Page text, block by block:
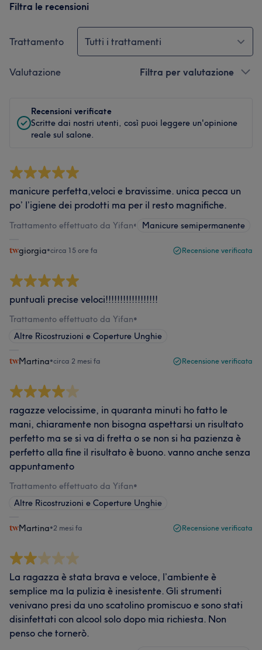
Filtra le recensioni
Trattamento Tutti i trattamenti
Valutazione Filtra per valutazione
Recensioni verificate
Scritte dai nostri utenti, così puoi leggere un'opinione
reale sul salone.
manicure perfetta,veloci e bravissime. unica pecca un
po’ l’igiene dei prodotti ma per il resto magnifiche.
Trattamento effettuato da Yifan• Manicure semipermanente
giorgia•circa 15 ore fa Recensione verificata
puntuali precise veloci!!!!!!!!!!!!!!!!!!
Trattamento effettuato da Yifan•
Altre Ricostruzioni e Coperture Unghie
Martina•circa 2 mesi fa Recensione verificata
ragazze velocissime, in quaranta minuti ho fatto le
mani, chiaramente non bisogna aspettarsi un risultato
perfetto ma se si va di fretta o se non si ha pazienza è
perfetto alla fine il risultato è buono. vanno anche senza
appuntamento
Trattamento effettuato da Yifan•
Altre Ricostruzioni e Coperture Unghie
Martina•2 mesi fa Recensione verificata
La ragazza è stata brava e veloce, l’ambiente è
semplice ma la pulizia è inesistente. Gli strumenti
venivano presi da uno scatolino promiscuo e sono stati
disinfettati con alcool solo dopo mia richiesta. Non
penso che tornerò.